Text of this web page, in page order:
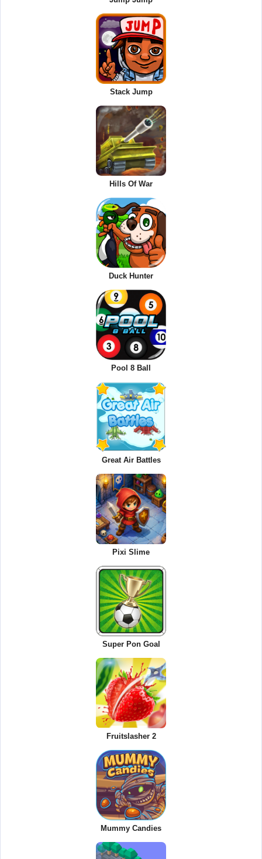
Stack Jump
Hills Of War
Duck Hunter
Pool 8 Ball
Great Air Battles
Pixi Slime
Super Pon Goal
Fruitslasher 2
Mummy Candies